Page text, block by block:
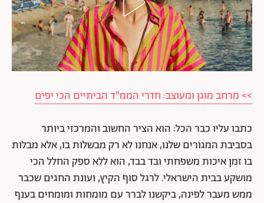
>> מרחב מוגן ומעוצב: חדרי הממ"ד הביתיים הכי יפים
כתבו עליו כבר הכל: הוא הציר החשוב והמרכזי ביותר
בסביבת המגורים שלנו, אנחנו לא רק מבשלות בו, אלא מבלות
בו זמן איכות משפחתי ובד בבד, הוא ללא ספק החלל הכי
מושקע בבית הישראלי. לרגל סוף הקיץ, ועונת החגים שכבר
ממש מעבר לפינה, ביקשנו לברר עם מומחות ומומחים בענף